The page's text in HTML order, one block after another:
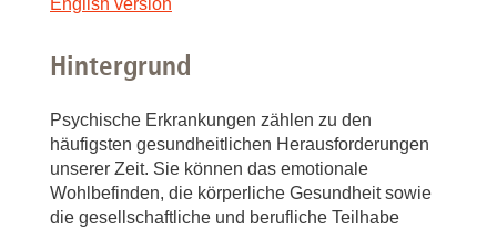
English version
Hintergrund
Psychische Erkrankungen zählen zu den
häufigsten gesundheitlichen Herausforderungen
unserer Zeit. Sie können das emotionale
Wohlbefinden, die körperliche Gesundheit sowie
die gesellschaftliche und berufliche Teilhabe